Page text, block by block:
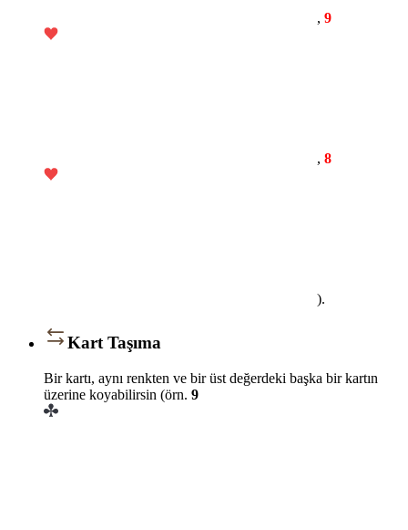
, 9
, 8
).
Kart Taşıma
Bir kartı, aynı renkten ve bir üst değerdeki başka bir kartın
üzerine koyabilirsin (örn. 9